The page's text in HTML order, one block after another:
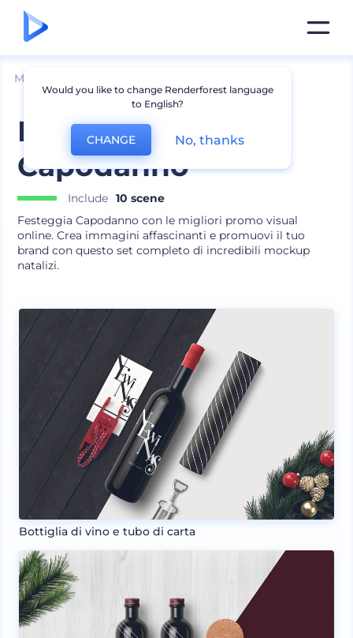
Mockup
Mockup bevande
Capodanno
Include 10 scene
Festeggia Capodanno con le migliori promo visual
online. Crea immagini affascinanti e promuovi il tuo
brand con questo set completo di incredibili mockup
natalizi.
Bottiglia di vino e tubo di carta
Would you like to change Renderforest language
to English?
CHANGE No, thanks